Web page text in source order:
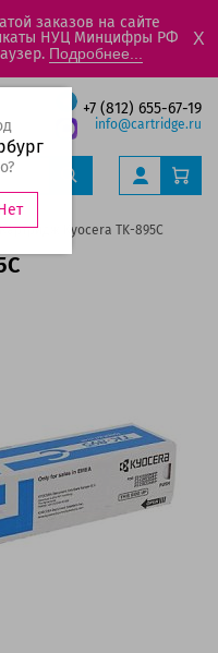
заказов на сайте
НУЦ Минцифры РФ
Подробнее...
X
+7 (812) 655-67-19
info@cartridge.ru
Картридж Kyocera TK-895C